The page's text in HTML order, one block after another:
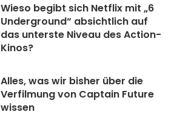
Wieso begibt sich Netflix mit „6
Underground“ absichtlich auf
das unterste Niveau des Action-
Kinos?
Alles, was wir bisher über die
Verfilmung von Captain Future
wissen